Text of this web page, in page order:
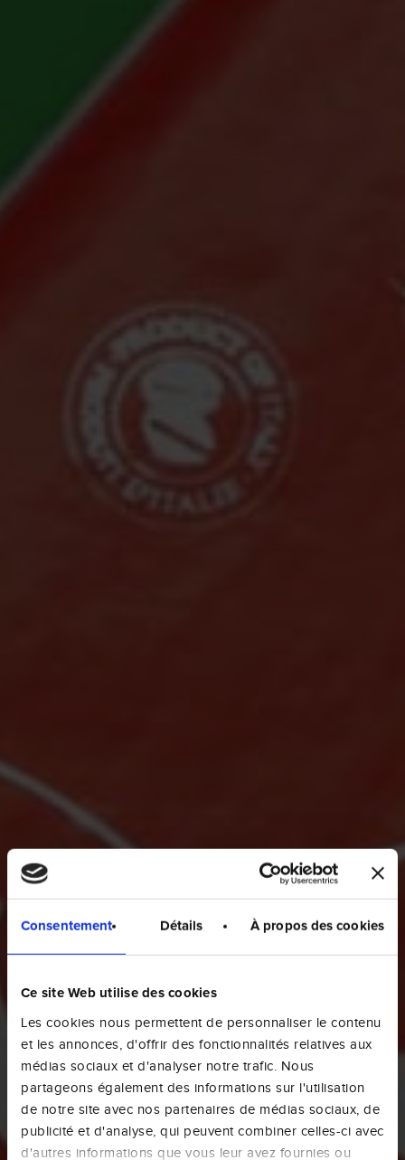
Consentement Détails À propos des cookies
Ce site Web utilise des cookies
Les cookies nous permettent de personnaliser le contenu
et les annonces, d'offrir des fonctionnalités relatives aux
médias sociaux et d'analyser notre trafic. Nous
partageons également des informations sur l'utilisation
de notre site avec nos partenaires de médias sociaux, de
publicité et d'analyse, qui peuvent combiner celles-ci avec
d'autres informations que vous leur avez fournies ou